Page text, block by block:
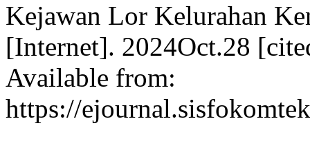
Kejawan Lor Kelurahan
[Internet]. 2024Oct.28
Available from:
https://